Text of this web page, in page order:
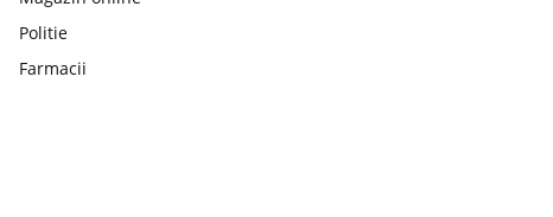
Politie
Farmacii